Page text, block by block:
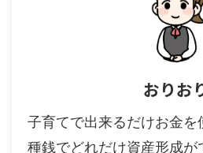
おりお
子育てで出来るだけお金を
種銭でどれだけ資産形成が